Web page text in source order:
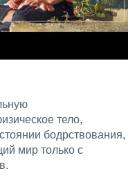
тело,
бодрствования,
мир только с